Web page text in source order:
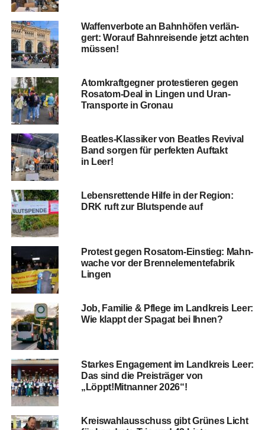
Waf­fen­ver­bo­te an Bahn­hö­fen ver­län­
gert: Wor­auf Bahn­rei­sen­de jetzt ach­ten
müssen!
Atom­kraft­geg­ner pro­tes­tie­ren gegen
Rosatom-Deal in Lin­gen und Uran-
Trans­por­te in Gronau
Beat­les-Klas­si­ker von Beat­les Revi­val
Band sor­gen für per­fek­ten Auf­takt
in Leer!
Lebens­ret­ten­de Hil­fe in der Regi­on:
DRK ruft zur Blut­spen­de auf
Pro­test gegen Rosatom-Ein­stieg: Mahn­
wa­che vor der Brenn­ele­men­te­fa­brik
Lingen
Job, Fami­lie & Pfle­ge im Land­kreis Leer:
Wie klappt der Spa­gat bei Ihnen?
Star­kes Enga­ge­ment im Land­kreis Leer:
Das sind die Preis­trä­ger von
„Löppt!Mitnanner 2026“!
Kreis­wahl­aus­schuss gibt Grü­nes Licht